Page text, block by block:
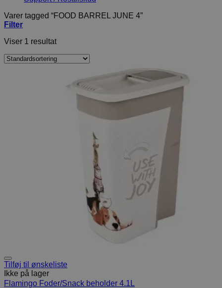
Varer tagged “FOOD BARREL JUNE 4”
Filter
Viser 1 resultat
Tilføj til ønskeliste
Ikke på lager
Flamingo Foder/Snack beholder 4.1L